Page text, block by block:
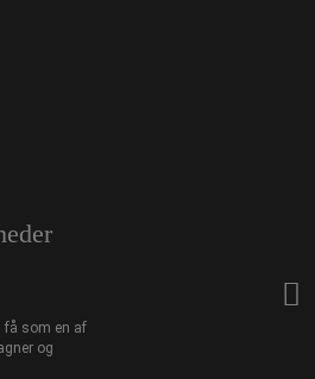
få som en af
og